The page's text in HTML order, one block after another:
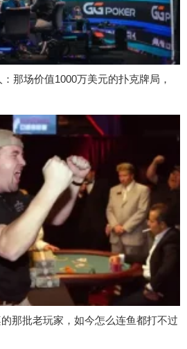
：那场价值1000万美元的扑克牌局，
的那批老玩家，如今怎么连鱼都打不过